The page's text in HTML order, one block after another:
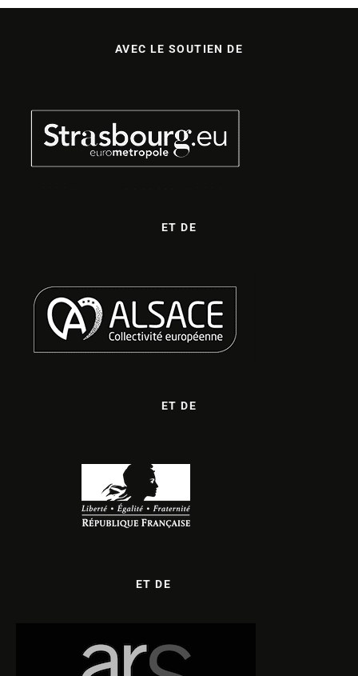
AVEC LE SOUTIEN DE
ET DE
ET DE
ET DE